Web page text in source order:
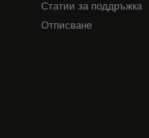
Статии за поддръжка
Отписване